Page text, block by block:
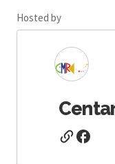
Hosted by